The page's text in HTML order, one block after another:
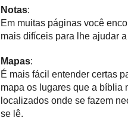
Notas:
Em muitas páginas você
mais difíceis para lhe ajudar
Mapas:
É mais fácil entender certas
mapa os lugares que a bíblia
localizados onde se fazem
se lê.